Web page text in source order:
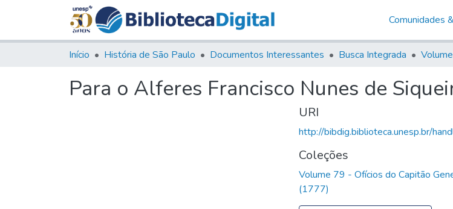
Comunidades
Início História de São Paulo Documentos Interessantes Busca Integrada
Para o Alferes Francisco Nunes de
URI
http://bibdig.biblioteca.unesp.br/
Coleções
Volume 79 - Ofícios do Capitão
(1777)